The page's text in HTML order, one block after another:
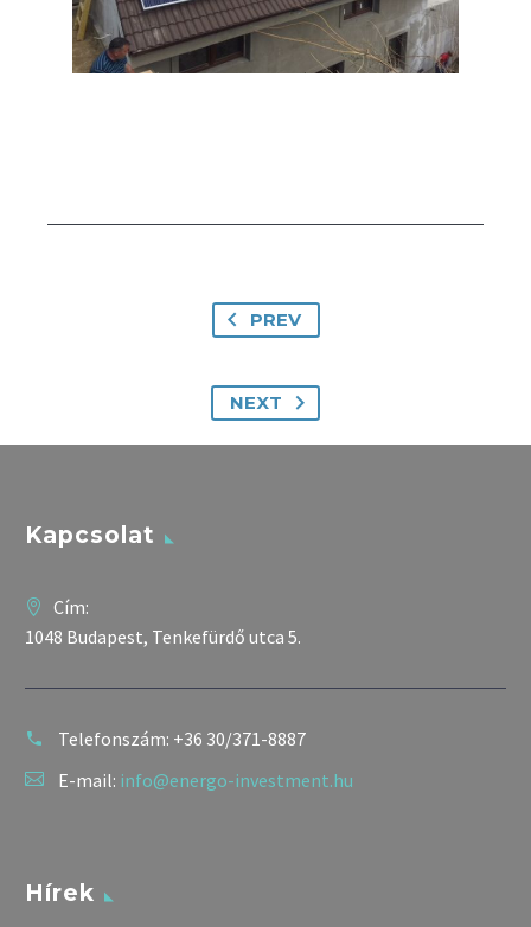
PREV
NEXT
Kapcsolat
Cím:
1048 Budapest, Tenkefürdő utca 5.
Telefonszám: +36 30/371-8887
E-mail: info@energo-investment.hu
Hírek